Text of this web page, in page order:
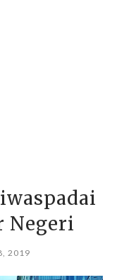
Negeri
2019